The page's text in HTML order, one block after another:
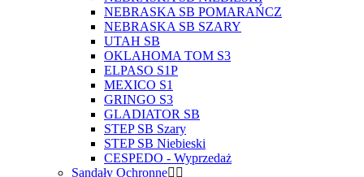
NEBRASKA SB POMARAŃCZ
NEBRASKA SB SZARY
UTAH SB
OKLAHOMA TOM S3
ELPASO S1P
MEXICO S1
GRINGO S3
GLADIATOR SB
STEP SB Szary
STEP SB Niebieski
CESPEDO - Wyprzedaż
Sandały Ochronne